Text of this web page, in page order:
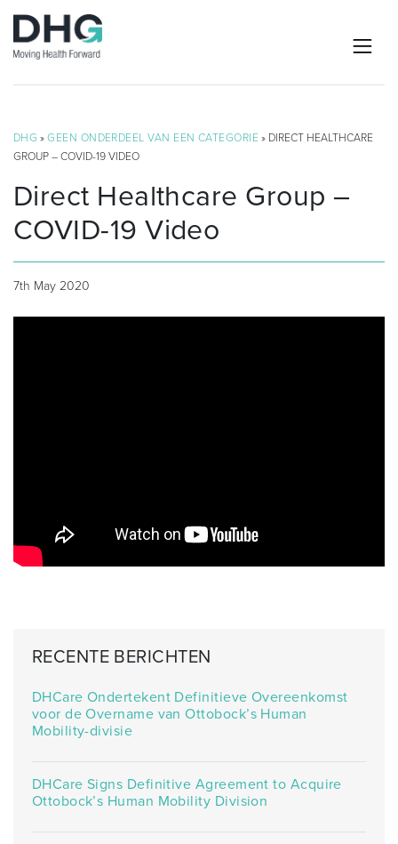
DHG »GEEN ONDERDEEL VAN EEN CATEGORIE » DIRECT HEALTHCARE
GROUP – COVID-19 VIDEO
Direct Healthcare Group –
COVID-19 Video
7th May 2020
RECENTE BERICHTEN
DHCare Ondertekent Definitieve Overeenkomst
voor de Overname van Ottobock’s Human
Mobility-divisie
DHCare Signs Definitive Agreement to Acquire
Ottobock’s Human Mobility Division